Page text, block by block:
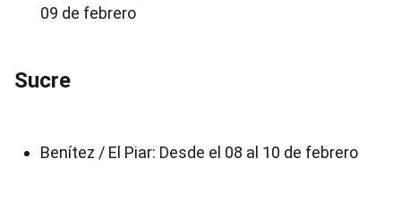
09 de febrero
Sucre
Benítez / El Piar: Desde el 08 al 10 de febrero